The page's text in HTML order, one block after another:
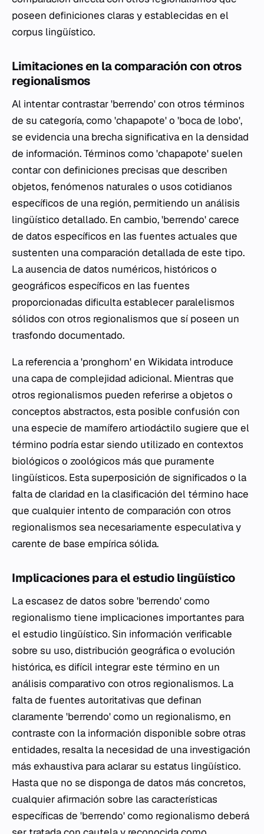
poseen definiciones claras y establecidas en el
corpus lingüístico.
Limitaciones en la comparación con otros
regionalismos
Al intentar contrastar 'berrendo' con otros términos
de su categoría, como 'chapapote' o 'boca de lobo',
se evidencia una brecha significativa en la densidad
de información. Términos como 'chapapote' suelen
contar con definiciones precisas que describen
objetos, fenómenos naturales o usos cotidianos
específicos de una región, permitiendo un análisis
lingüístico detallado. En cambio, 'berrendo' carece
de datos específicos en las fuentes actuales que
sustenten una comparación detallada de este tipo.
La ausencia de datos numéricos, históricos o
geográficos específicos en las fuentes
proporcionadas dificulta establecer paralelismos
sólidos con otros regionalismos que sí poseen un
trasfondo documentado.
La referencia a 'pronghorn' en Wikidata introduce
una capa de complejidad adicional. Mientras que
otros regionalismos pueden referirse a objetos o
conceptos abstractos, esta posible confusión con
una especie de mamífero artiodáctilo sugiere que el
término podría estar siendo utilizado en contextos
biológicos o zoológicos más que puramente
lingüísticos. Esta superposición de significados o la
falta de claridad en la clasificación del término hace
que cualquier intento de comparación con otros
regionalismos sea necesariamente especulativa y
carente de base empírica sólida.
Implicaciones para el estudio lingüístico
La escasez de datos sobre 'berrendo' como
regionalismo tiene implicaciones importantes para
el estudio lingüístico. Sin información verificable
sobre su uso, distribución geográfica o evolución
histórica, es difícil integrar este término en un
análisis comparativo con otros regionalismos. La
falta de fuentes autoritativas que definan
claramente 'berrendo' como un regionalismo, en
contraste con la información disponible sobre otras
entidades, resalta la necesidad de una investigación
más exhaustiva para aclarar su estatus lingüístico.
Hasta que no se disponga de datos más concretos,
cualquier afirmación sobre las características
específicas de 'berrendo' como regionalismo deberá